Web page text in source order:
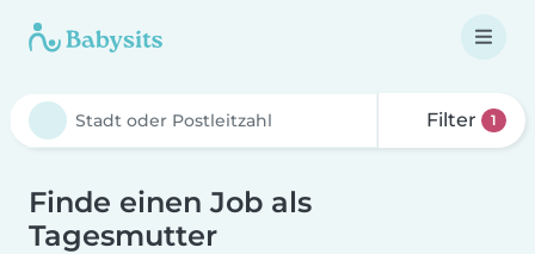
Filter 1
Finde einen Job als
Tagesmutter